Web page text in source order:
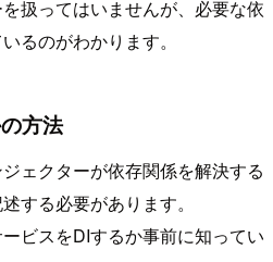
扱ってはいませんが、必要な依
るのがわかります。
方法
ェクターが依存関係を解決する
する必要があります。
ビスをDIするか事前に知ってい